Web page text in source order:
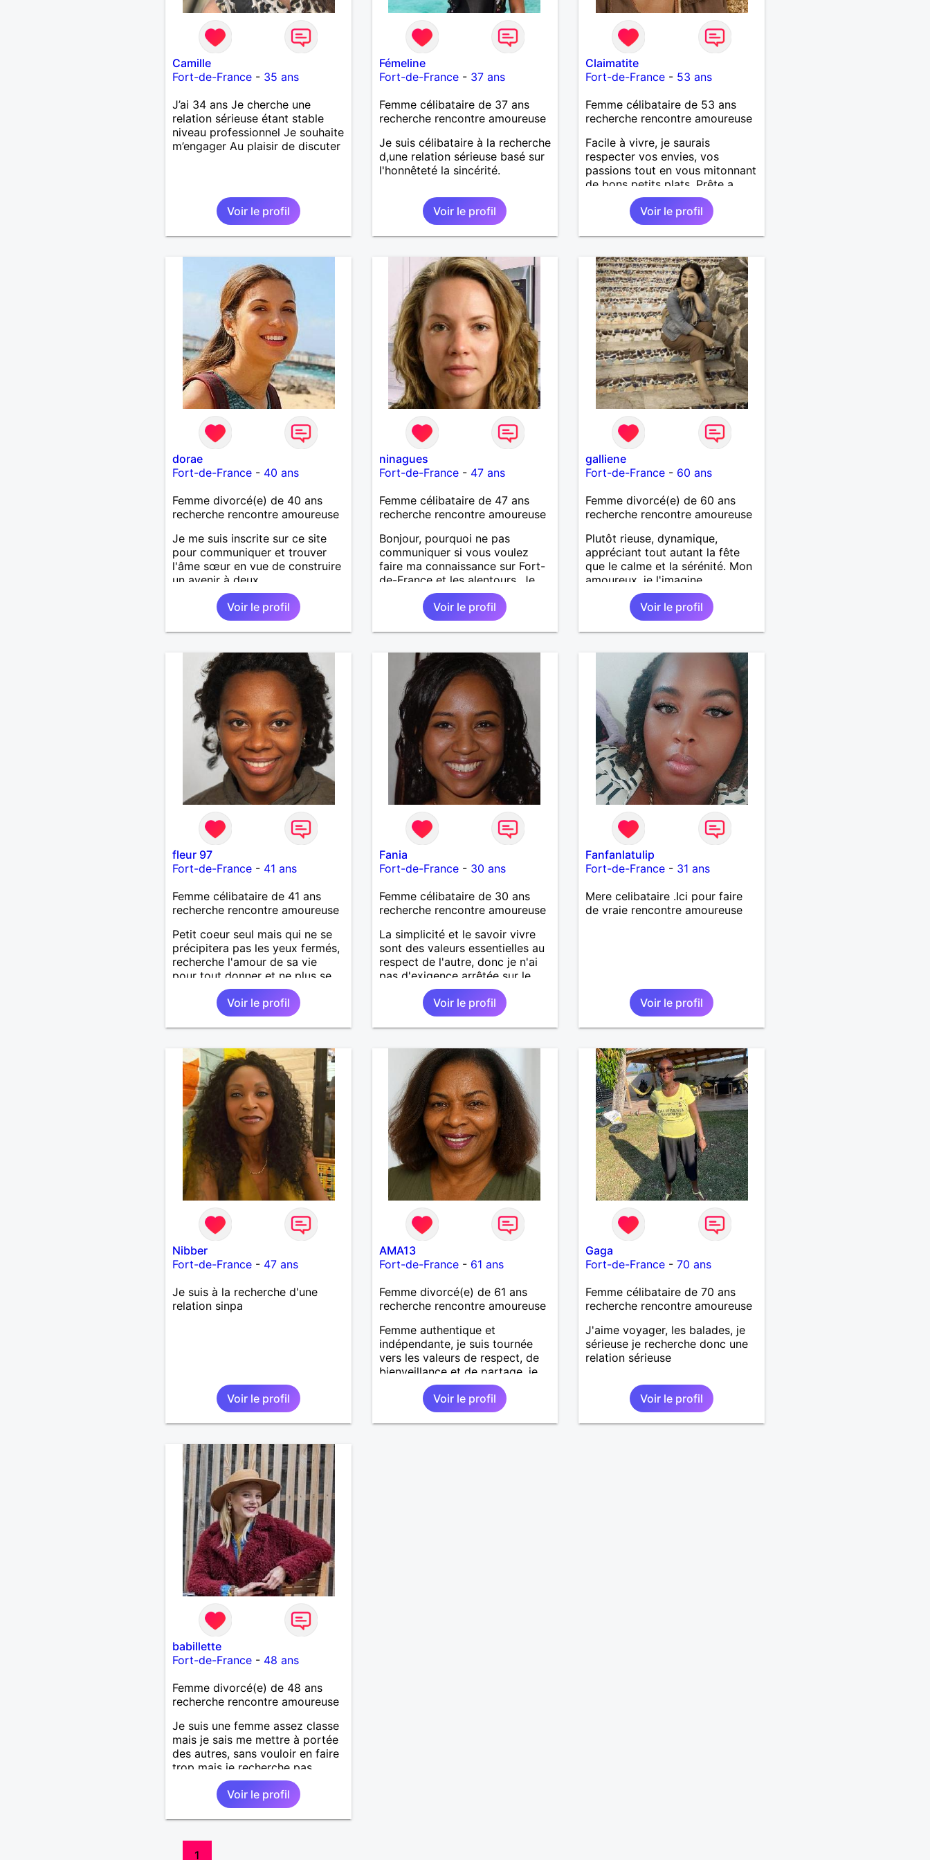
Camille
Fort-de-France- 35 ans
J’ai 34 ans Je cherche une
relation sérieuse étant stable
niveau professionnel Je souhaite
m’engager Au plaisir de discuter
Voir le profil
Fémeline
Fort-de-France- 37 ans
Femme célibataire de 37 ans
recherche rencontre amoureuse
Je suis célibataire à la recherche
d,une relation sérieuse basé sur
l'honnêteté la sincérité.
Voir le profil
Claimatite
Fort-de-France - 53 ans
Femme célibataire de 53 ans
recherche rencontre amoureuse
Facile à vivre, je saurais
respecter vos envies, vos
passions tout en vous mitonnant
de bons petits plats. Prête a
vivre auprès d'un homme franc,
sincère généreux et affectueux...
Voir le profil
dorae
Fort-de-France- 40 ans
Femme divorcé(e) de 40 ans
recherche rencontre amoureuse
Je me suis inscrite sur ce site
pour communiquer et trouver
l'âme sœur en vue de construire
un avenir à deux.
Voir le profil
ninagues
Fort-de-France- 47 ans
Femme célibataire de 47 ans
recherche rencontre amoureuse
Bonjour, pourquoi ne pas
communiquer si vous voulez
faire ma connaissance sur Fort-
de-France et les alentours. Je
répondrai avec plaisir.
Voir le profil
galliene
Fort-de-France - 60 ans
Femme divorcé(e) de 60 ans
recherche rencontre amoureuse
Plutôt rieuse, dynamique,
appréciant tout autant la fête
que le calme et la sérénité. Mon
amoureux, je l'imagine
optimiste, tendre plutôt sportif
et attentionné.Voir le profil
fleur 97
Fort-de-France- 41 ans
Femme célibataire de 41 ans
recherche rencontre amoureuse
Petit coeur seul mais qui ne se
précipitera pas les yeux fermés,
recherche l'amour de sa vie
pour tout donner et ne plus se
Voir le profil
Fania
Fort-de-France- 30 ans
Femme célibataire de 30 ans
recherche rencontre amoureuse
La simplicité et le savoir vivre
sont des valeurs essentielles au
respect de l'autre, donc je n'ai
pas d'exigence arrêtée sur le
plan physique de mon côté.
Voir le profil
Fanfanlatulip
Fort-de-France - 31 ans
Mere celibataire .Ici pour faire
de vraie rencontre amoureuse
Voir le profil
Nibber
Fort-de-France- 47 ans
Je suis à la recherche d'une
relation sinpa
Voir le profil
AMA13
Fort-de-France- 61 ans
Femme divorcé(e) de 61 ans
recherche rencontre amoureuse
Femme authentique et
indépendante, je suis tournée
vers les valeurs de respect, de
bienveillance et de partage, je
souhaite rencontrer un homme
entre 63 et 68 ans vivant aux
antilles, qui souhaite une relation
stable et harmonieuse. Je suis
Voir le profil
Gaga
Fort-de-France -70 ans
Femme célibataire de 70 ans
recherche rencontre amoureuse
J'aime voyager, les balades, je
sérieuse je recherche donc une
relation sérieuse
Voir le profil
babillette
Fort-de-France- 48 ans
Femme divorcé(e) de 48 ans
recherche rencontre amoureuse
Je suis une femme assez classe
mais je sais me mettre à portée
des autres, sans vouloir en faire
trop mais je recherche pas
forcément quelqu'un comme
moi, seulement un homme qui
me complète et que j'aimerai
plus que tout.
Voir le profil
1